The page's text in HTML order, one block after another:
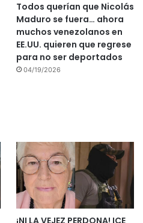
Todos querían que Nicolás
Maduro se fuera… ahora
muchos venezolanos en
EE.UU. quieren que regrese
para no ser deportados
04/19/2026
¡NI LA VEJEZ PERDONA! ICE